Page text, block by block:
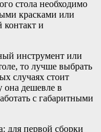
стола необходимо
красками или
и
инструмент или
то лучше выбрать
случаях стоит
она дешевле в
с габаритными
для первой сборки